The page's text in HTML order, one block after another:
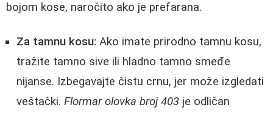
bojom kose, naročito ako je prefarana.
Za tamnu kosu: Ako imate prirodno tamnu kosu,
tražite tamno sive ili hladno tamno smeđe
nijanse. Izbegavajte čistu crnu, jer može izgledati
veštački. Flormar olovka broj 403 je odličan